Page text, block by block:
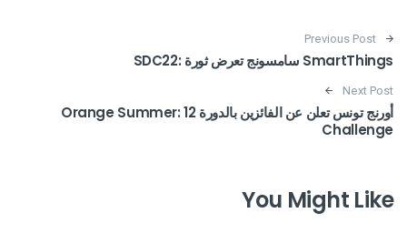
Post navigation
Previous Post
SmartThings سامسونج تعرض ثورة :SDC22
Next Post
أورنج تونس تعلن عن الفائزين بالدورة 12 :Orange Summer
Challenge
You Might Like